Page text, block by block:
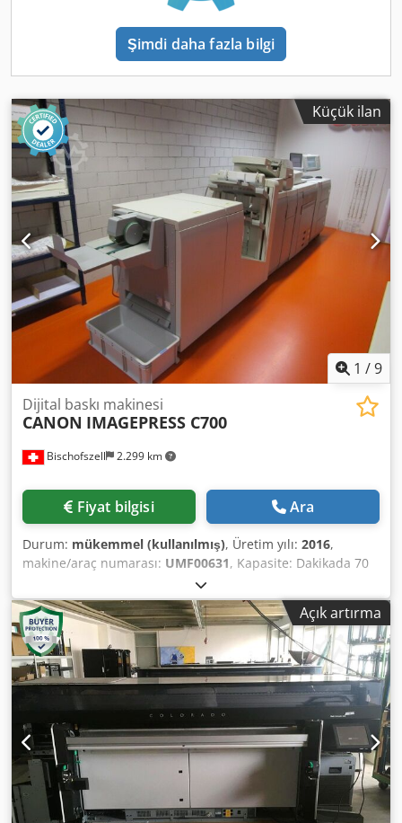
Şimdi daha fazla bilgi
Küçük ilan
1 /9
Bischofszell 2.299 km
Dijital baskı makinesi
CANON IMAGEPRESS C700
Fiyat bilgisi Ara
Durum: mükemmel (kullanılmış), Üretim yılı: 2016,
makine/araç numarası: UMF00631, Kapasite: Dakikada 70
sayfaya kadar Sayacı: Toplam Baskı: 1.618.150 Donanım /
ek bilgiler: - Zarf üzerine baskı - Zımbalama - 2 veya 4 delik
delme - Katlama - Üç bıçakla kesim - Tarama Baskı
yöntemi: Renkli lazer baskı Dodpfoxzg Disx Ahhekr Baskı
çözünürlüğü: 2.400 x 2.400 dpi Maks. kağıt kapasitesi:
7.650 yaprak (DIN A4/A3) Maks. çıktı kapasitesi: 11.200
yaprak (DIN A4, 80 g/m²) Olası formatlar: Kağıt kasetleri 1, 2
ve 3: Standart boyutlar: DIN A4, A4R, A5R, DIN A3, SRA3,
maksimum 330 x 483 mm Çok amaçlı tepsi: Standart
boyutlar: DIN A4, A4R, A5R, DIN A3, SRA3, maksimum 330 x
483 mm Zarf: No.10 (COM10), Monarch, ISO-C5, DL Olası
gramajlar: Standart kasetler: 52–220 g/m² Çok amaçlı tepsi
/ opsiyonel kağıt magazinleri: 52–300 g/m² Çift taraflı baskı:
Açık artırma